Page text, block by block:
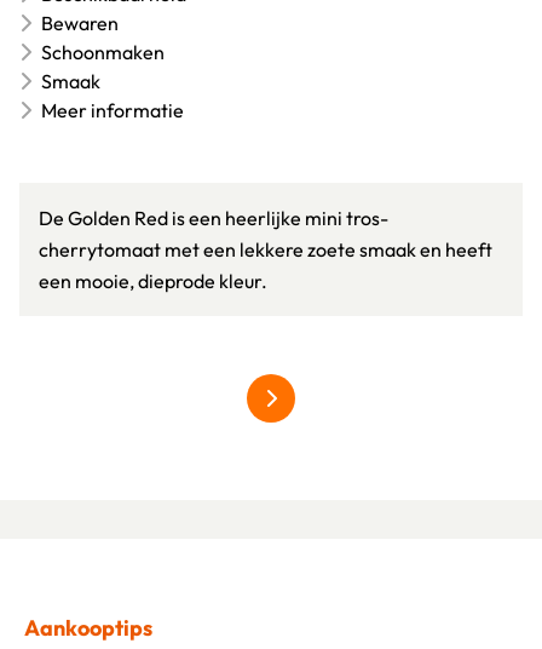
Bewaren
Schoonmaken
Smaak
Meer informatie
De Golden Red is een heerlijke mini tros-
cherrytomaat met een lekkere zoete smaak en heeft
een mooie, dieprode kleur.
Aankooptips